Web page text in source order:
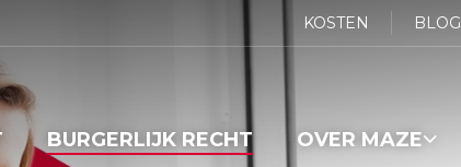
KOSTEN BLOG
BURGERLIJK RECHT OVER MAZE